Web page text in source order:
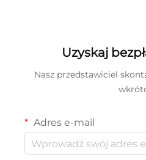
Uzyskaj
Nasz przedstawiciel
Adres e-mail